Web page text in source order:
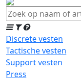
Discrete vesten
Tactische vesten
Support vesten
Press